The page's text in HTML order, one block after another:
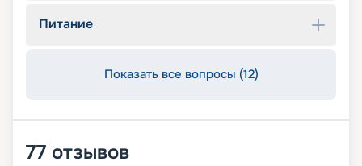
Питание
Показать все вопросы (12)
77 отзывов